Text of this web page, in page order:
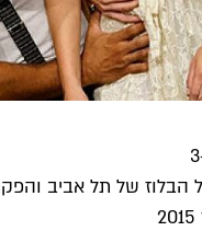
הבלוז של תל אביב